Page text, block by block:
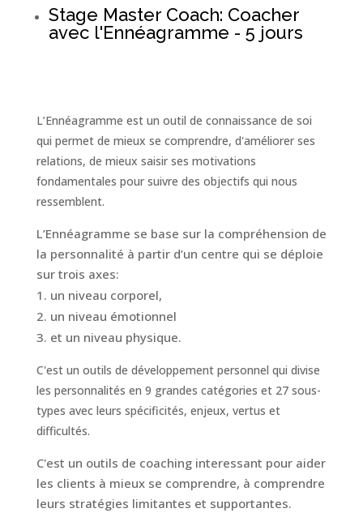
Stage Master Coach: Coacher
avec l'Ennéagramme - 5 jours
L’Ennéagramme est un outil de connaissance de soi
qui permet de mieux se comprendre, d'améliorer ses
relations, de mieux saisir ses motivations
fondamentales pour suivre des objectifs qui nous
ressemblent.
L’Ennéagramme se base sur la compréhension de
la personnalité à partir d’un centre qui se déploie
sur trois axes:
un niveau corporel,
un niveau émotionnel
et un niveau physique.
C'est un outils de développement personnel qui divise
les personnalités en 9 grandes catégories et 27 sous-
types avec leurs spécificités, enjeux, vertus et
difficultés.
C'est un outils de coaching interessant pour aider
les clients à mieux se comprendre, à comprendre
leurs stratégies limitantes et supportantes.